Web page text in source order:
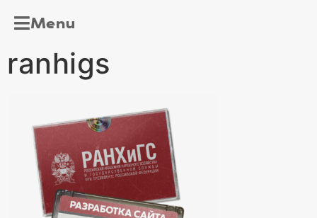
Menu
ranhigs